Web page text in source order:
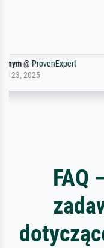
philip@
FAQ